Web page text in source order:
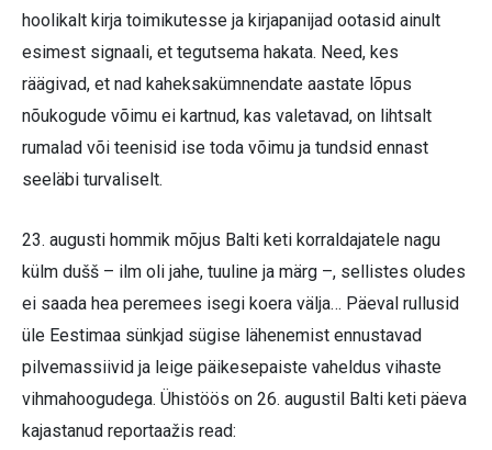
hoolikalt kirja toimikutesse ja kirjapanijad ootasid ainult
esimest signaali, et tegutsema hakata. Need, kes
räägivad, et nad kaheksakümnendate aastate lõpus
nõukogude võimu ei kartnud, kas valetavad, on lihtsalt
rumalad või teenisid ise toda võimu ja tundsid ennast
seeläbi turvaliselt.
23. augusti hommik mõjus Balti keti korraldajatele nagu
külm dušš – ilm oli jahe, tuuline ja märg –, sellistes oludes
ei saada hea peremees isegi koera välja… Päeval rullusid
üle Eestimaa sünkjad sügise lähenemist ennustavad
pilvemassiivid ja leige päikesepaiste vaheldus vihaste
vihmahoogudega. Ühistöös on 26. augustil Balti keti päeva
kajastanud reportaažis read: